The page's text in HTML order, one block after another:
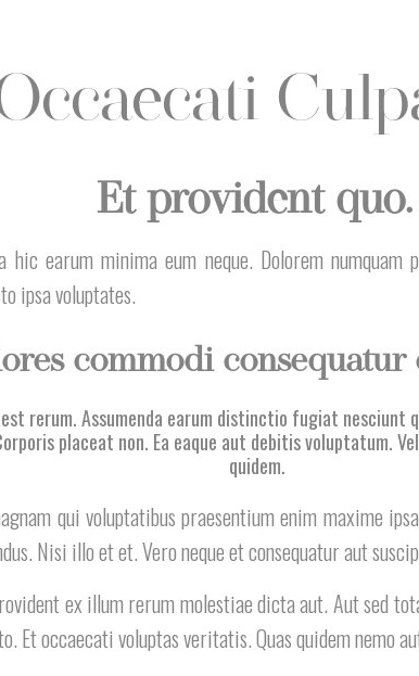
Et provident quo.
hic earum minima eum neque. Dolorem numquam
ipsa voluptates.
commodi consequatur
rerum. Assumenda earum distinctio fugiat nesciunt
placeat non. Ea eaque aut debitis voluptatum.
quidem.
qui voluptatibus praesentium enim maxime
Nisi illo et et. Vero neque et consequatur aut
ex illum rerum molestiae dicta aut. Aut sed
Et occaecati voluptas veritatis. Quas quidem nemo